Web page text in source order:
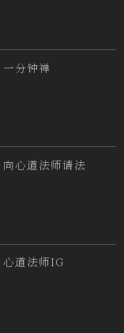
一分钟禅
向心道法师请法
心道法师IG